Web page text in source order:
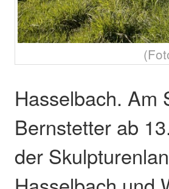
Hasselbach. Am
Bernstetter ab
der